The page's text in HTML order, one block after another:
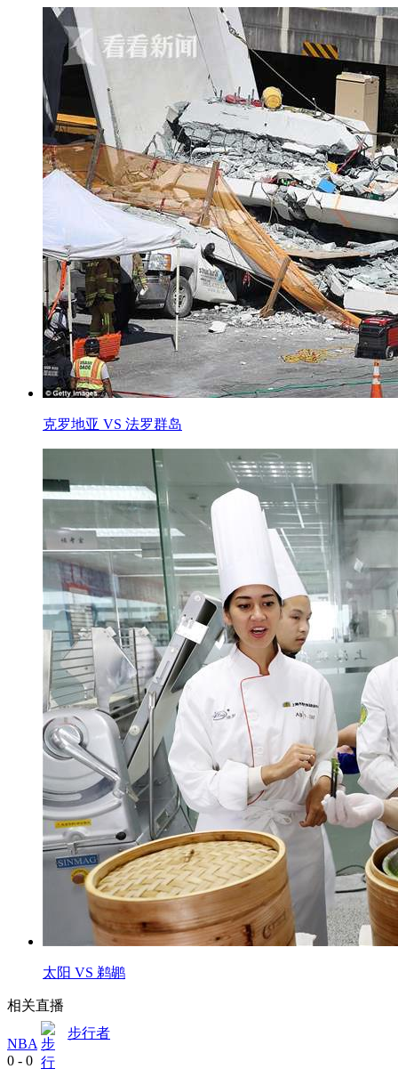
克罗地亚 VS 法罗群岛
太阳 VS 鹈鹕
相关直播
NBA
步行者
0 - 0